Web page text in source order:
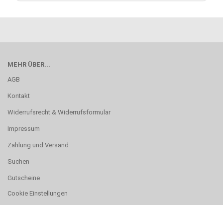
MEHR ÜBER...
AGB
Kontakt
Widerrufsrecht & Widerrufsformular
Impressum
Zahlung und Versand
Suchen
Gutscheine
Cookie Einstellungen